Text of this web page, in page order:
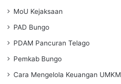
MoU Kejaksaan
PAD Bungo
PDAM Pancuran Telago
Pemkab Bungo
Cara Mengelola Keuangan UMKM